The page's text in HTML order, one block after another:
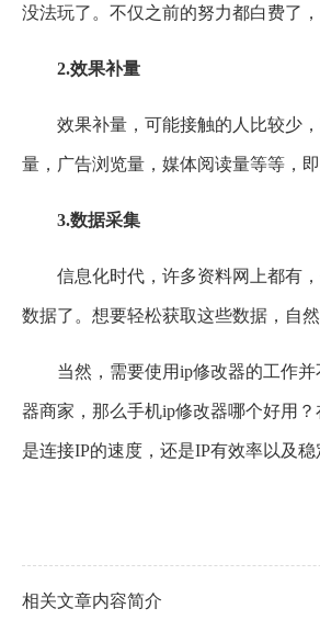
没法玩了。不仅之前的努力都白费了，
2.效果补量
效果补量，可能接触的人比较少
量，广告浏览量，媒体阅读量等等，
3.数据采集
信息化时代，许多资料网上都有
数据了。想要轻松获取这些数据，自
当然，需要使用ip修改器的工作
器商家，那么手机ip修改器哪个好用
是连接IP的速度，还是IP有效率以及
相关文章内容简介